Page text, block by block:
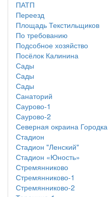
ПАТП
Переезд
Площадь Текстильщиков
По требованию
Подсобное хозяйство
Посёлок Калинина
Сады
Сады
Сады
Санаторий
Саурово-1
Саурово-2
Северная окраина Городка
Стадион
Стадион "Ленский"
Стадион «Юность»
Стремянниково
Стремянниково-1
Стремянниково-2